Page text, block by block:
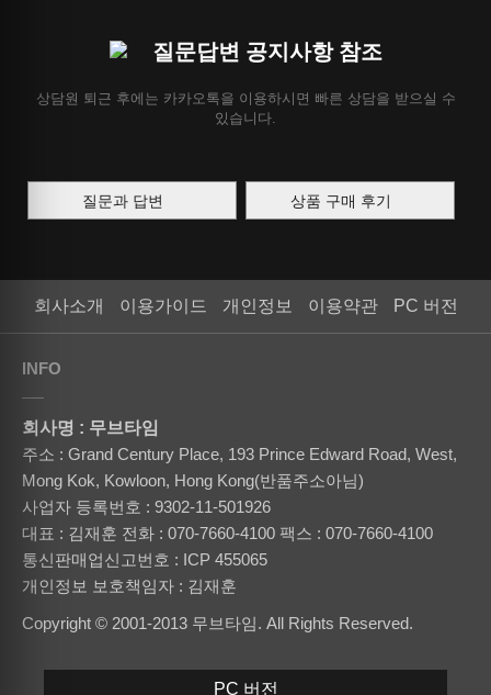
질문답변 공지사항 참조
상담원 퇴근 후에는 카카오톡을 이용하시면 빠른 상담을 받으실 수
있습니다.
질문과 답변 상품 구매 후기
회사소개 이용가이드 개인정보 이용약관 PC 버전
INFO
회사명 : 무브타임
주소 : Grand Century Place, 193 Prince Edward Road, West,
Mong Kok, Kowloon, Hong Kong(반품주소아님)
사업자 등록번호 : 9302-11-501926
대표 : 김재훈 전화 : 070-7660-4100 팩스 : 070-7660-4100
통신판매업신고번호 : ICP 455065
개인정보 보호책임자 : 김재훈
Copyright © 2001-2013 무브타임. All Rights Reserved.
PC 버전